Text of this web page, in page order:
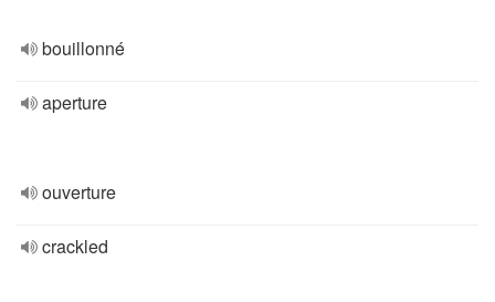
bouillonné
aperture
ouverture
crackled